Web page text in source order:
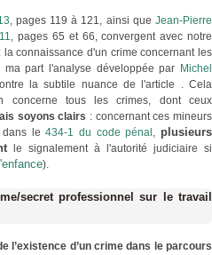
, pages 119 à 121, ainsi queJean-Pierre
, pages 65 et 66, convergent avec notre
connaissance d'un crime concernant les
part l'analyse développée par Michel
la subtile nuance de l'article . Cela
concerne tous les crimes, dont ceux
soyons clairs : concernant ces mineurs
dans le434-1 du code pénal , plusieurs
le signalement à l'autorité judiciaire si
).
secret professionnel sur le travail
l’existence d’un crime dans le parcours